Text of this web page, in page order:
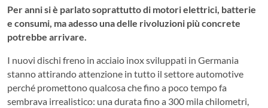
Per anni si è parlato soprattutto di motori elettrici, batterie
e consumi, ma adesso una delle rivoluzioni più concrete
potrebbe arrivare.
I nuovi dischi freno in acciaio inox sviluppati in Germania
stanno attirando attenzione in tutto il settore automotive
perché promettono qualcosa che fino a poco tempo fa
sembrava irrealistico: una durata fino a 300 mila chilometri,